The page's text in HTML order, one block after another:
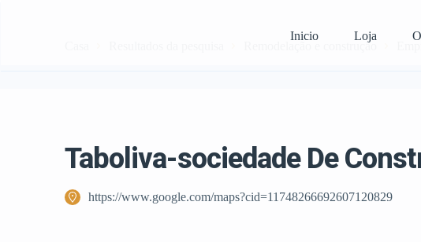
Inicio Loja
Remodelação e construção
Taboliva-sociedade De
https://www.google.com/maps?cid=11748266692607120829